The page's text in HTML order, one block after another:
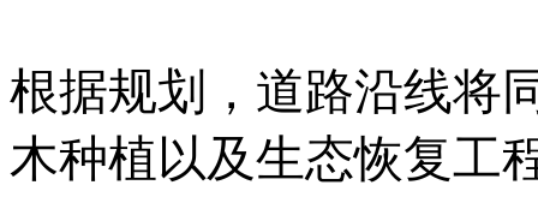
根据规划，道路沿线将
木种植以及生态恢复工